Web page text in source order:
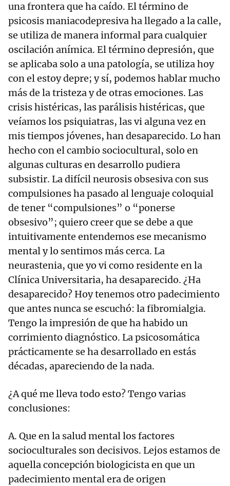
una frontera que ha caído. El término de
psicosis maniacodepresiva ha llegado a la calle,
se utiliza de manera informal para cualquier
oscilación anímica. El término depresión, que
se aplicaba solo a una patología, se utiliza hoy
con el estoy depre; y sí, podemos hablar mucho
más de la tristeza y de otras emociones. Las
crisis histéricas, las parálisis histéricas, que
veíamos los psiquiatras, las vi alguna vez en
mis tiempos jóvenes, han desaparecido. Lo han
hecho con el cambio sociocultural, solo en
algunas culturas en desarrollo pudiera
subsistir. La difícil neurosis obsesiva con sus
compulsiones ha pasado al lenguaje coloquial
de tener “compulsiones” o “ponerse
obsesivo”; quiero creer que se debe a que
intuitivamente entendemos ese mecanismo
mental y lo sentimos más cerca. La
neurastenia, que yo vi como residente en la
Clínica Universitaria, ha desaparecido. ¿Ha
desaparecido? Hoy tenemos otro padecimiento
que antes nunca se escuchó: la fibromialgia.
Tengo la impresión de que ha habido un
corrimiento diagnóstico. La psicosomática
prácticamente se ha desarrollado en estás
décadas, apareciendo de la nada.
¿A qué me lleva todo esto? Tengo varias
conclusiones:
A. Que en la salud mental los factores
socioculturales son decisivos. Lejos estamos de
aquella concepción biologicista en que un
padecimiento mental era de origen